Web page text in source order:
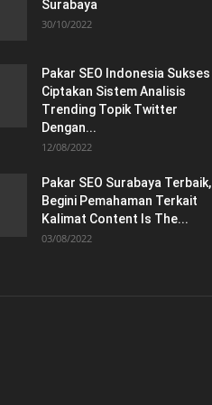
Surabaya
30/10/2022
Pakar SEO Indonesia Sukses
Ciptakan Sistem Analisis
Trending Topik Twitter
Dengan...
12/08/2022
Pakar SEO Surabaya Terbaik,
Begini Pemahaman Terkait
Kalimat Content Is The...
03/08/2022